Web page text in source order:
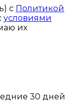
с Политикой
условиями
их
30 дней